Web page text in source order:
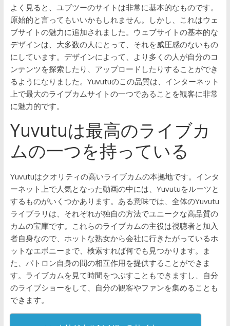
よく見ると、ユブツーのサイトは非常に基本的なものです。
原始的と言ってもいいかもしれません。しかし、これはウェ
ブサイトの魅力に追加されました。ウェブサイトの基本的な
デザインは、大多数の人にとって、それを威圧感のないもの
にしています。デザインによって、より多くの人が自分のコ
ンテンツを探索したり、アップロードしたりすることができ
るようになりました。Yuvutuのこの品質は、インターネット
上で最大のライブカムサイトの一つであることを観客に非常
に魅力的です。
Yuvutuは最高のライブカ
ムの一つを持っている
Yuvutuはクオリティの高いライブカムの本拠地です。インタ
ーネット上で人気となった動画の中には、Yuvutuをルーツと
するものがいくつかあります。ある意味では、全体のYuvutu
ライブラリは、それぞれが独自の方法でユニークな高品質の
カムの宝庫です。これらのライブカムの主役は視聴者と加入
者自身なので、ホットな熟女から会社に行きたがっているホ
ットなエボニーまで、検索すれば何でも見つかります。ま
た、パトロン自身の間の相互作用を提供することができま
す。ライブカムを見て時間をつぶすこともできますし、自分
のライブショーをして、自分の観客やファンを集めることも
できます。